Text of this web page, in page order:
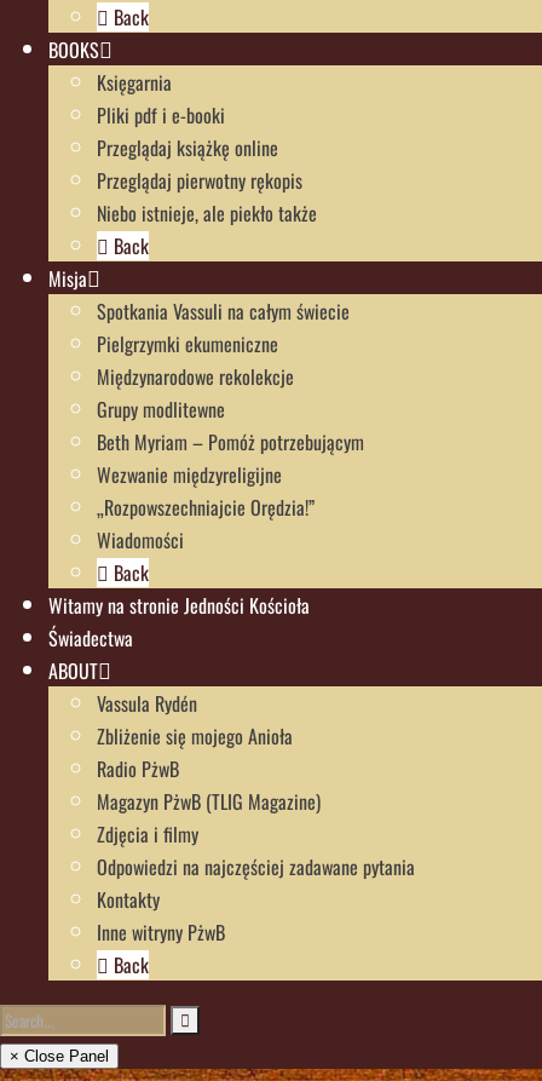
Back
BOOKS
Księgarnia
Pliki pdf i e-booki
Przeglądaj książkę online
Przeglądaj pierwotny rękopis
Niebo istnieje, ale piekło także
Back
Misja
Spotkania Vassuli na całym świecie
Pielgrzymki ekumeniczne
Międzynarodowe rekolekcje
Grupy modlitewne
Beth Myriam – Pomóż potrzebującym
Wezwanie międzyreligijne
„Rozpowszechniajcie Orędzia!”
Wiadomości
Back
Witamy na stronie Jedności Kościoła
Świadectwa
ABOUT
Vassula Rydén
Zbliżenie się mojego Anioła
Radio PżwB
Magazyn PżwB (TLIG Magazine)
Zdjęcia i filmy
Odpowiedzi na najczęściej zadawane pytania
Kontakty
Inne witryny PżwB
Back
× Close Panel